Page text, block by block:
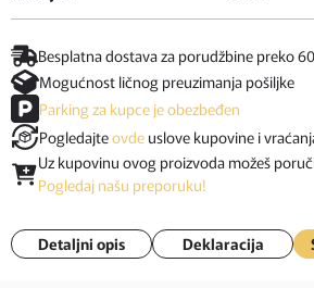
Besplatna dostava za porudžbine preko
Mogućnost ličnog preuzimanja pošiljke
Parking za kupce je obezbeđen
Pogledajteovde uslove kupovine i
Uz kupovinu ovog proizvoda možeš
Pogledaj našu preporuku!
Detaljni opis Deklaracija